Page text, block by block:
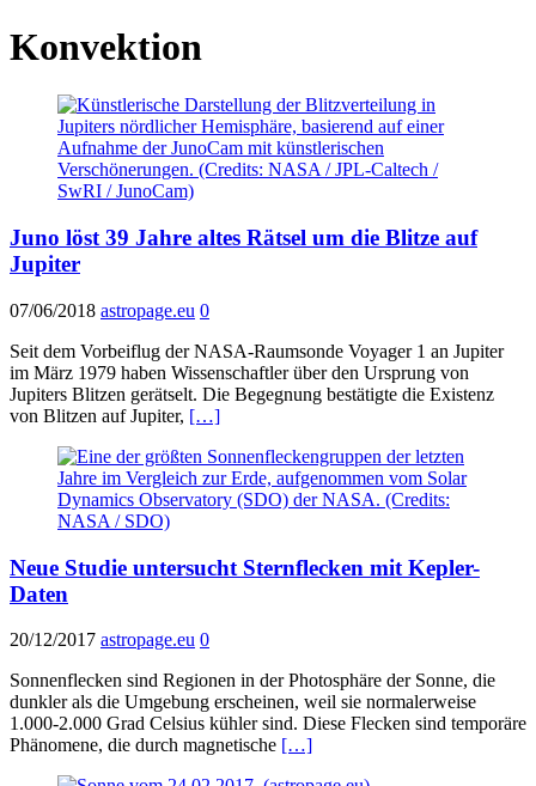
Konvektion
Juno löst 39 Jahre altes Rätsel um die Blitze auf
Jupiter
07/06/2018 astropage.eu 0
Seit dem Vorbeiflug der NASA-Raumsonde Voyager 1 an Jupiter
im März 1979 haben Wissenschaftler über den Ursprung von
Jupiters Blitzen gerätselt. Die Begegnung bestätigte die Existenz
von Blitzen auf Jupiter, […]
Neue Studie untersucht Sternflecken mit Kepler-
Daten
20/12/2017 astropage.eu 0
Sonnenflecken sind Regionen in der Photosphäre der Sonne, die
dunkler als die Umgebung erscheinen, weil sie normalerweise
1.000-2.000 Grad Celsius kühler sind. Diese Flecken sind temporäre
Phänomene, die durch magnetische […]